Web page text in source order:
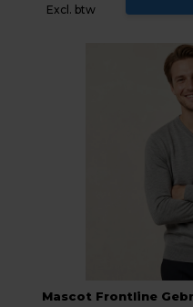
Excl. btw
Mascot Frontline